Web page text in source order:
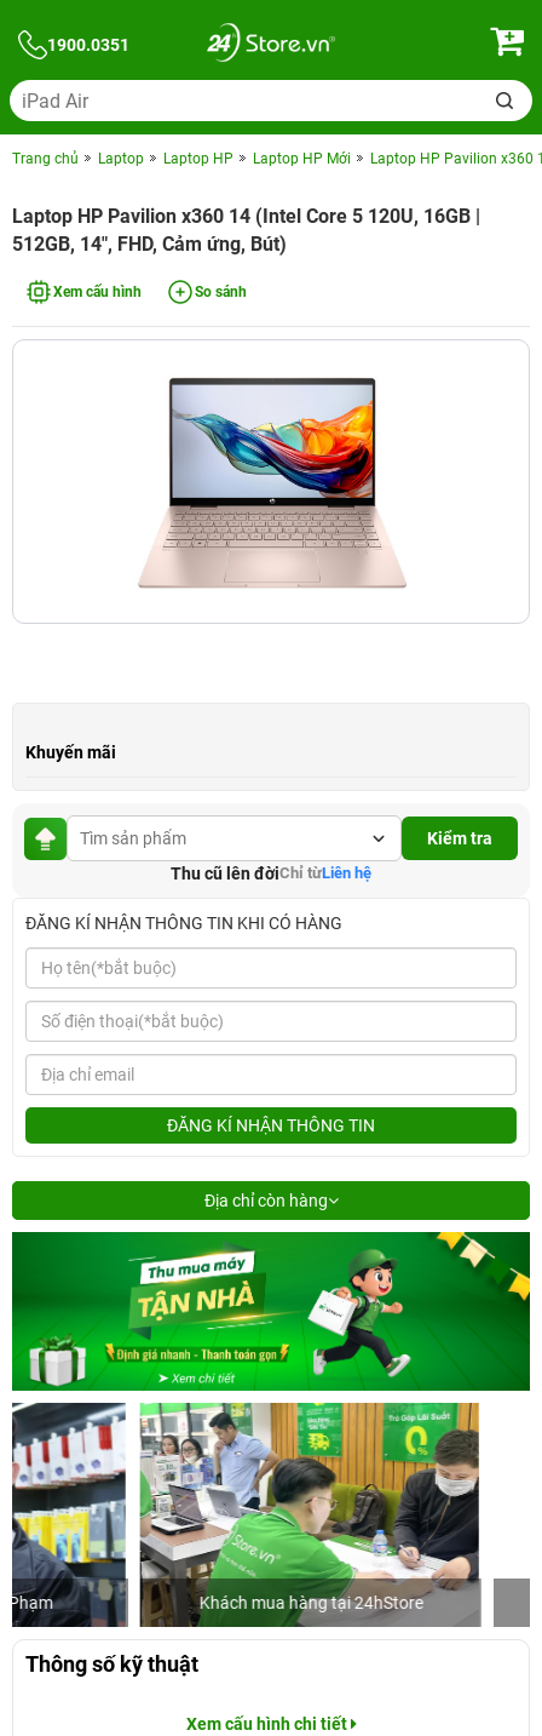
1900.0351
Trang chủ Laptop Laptop HP Laptop HP Mới Laptop HP Pavilion x360
Laptop HP Pavilion x360 14 (Intel Core 5 120U, 16GB |
512GB, 14", FHD, Cảm ứng, Bút)
Xem cấu hình So sánh
Khuyến mãi
Kiểm tra
Thu cũ lên đờiChỉ từLiên hệ
ĐĂNG KÍ NHẬN THÔNG TIN KHI CÓ HÀNG
ĐĂNG KÍ NHẬN THÔNG TIN
Địa chỉ còn hàng
Khách mua hàng tại 24hStore
Thông số kỹ thuật
Xem cấu hình chi tiết